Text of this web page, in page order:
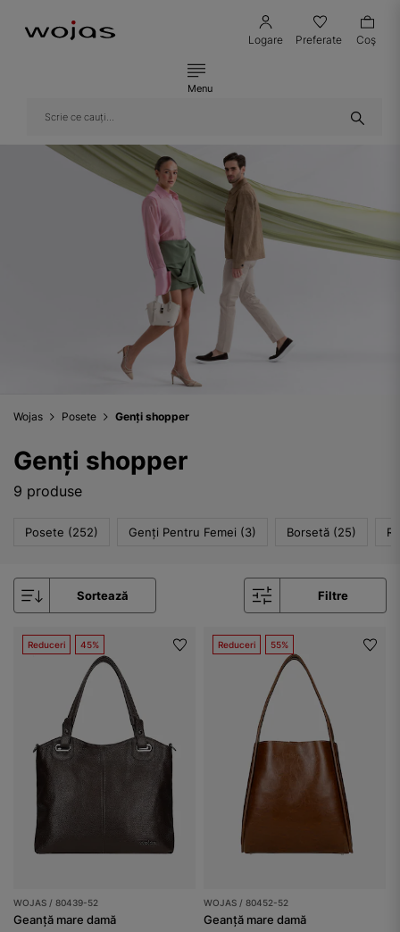
Logare Preferate Coş
Menu
Wojas Posete Genți shopper
Genți shopper
9 produse
Posete (252) Genți Pentru Femei (3) Borsetă (25)
Sortează Filtre
Reduceri 45%
WOJAS / 80439-52
Geanță mare damă
Reduceri 55%
WOJAS / 80452-52
Geanță mare damă